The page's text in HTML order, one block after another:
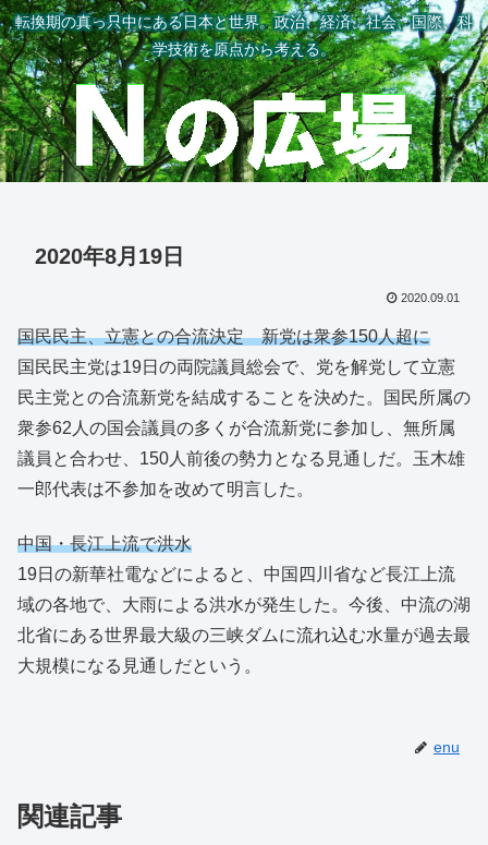
転換期の真っ只中にある日本と世界。政治、経済、社会、国際、科
学技術を原点から考える。
2020年8月19日
2020.09.01
国民民主、立憲との合流決定 新党は衆参150人超に
国民民主党は19日の両院議員総会で、党を解党して立憲
民主党との合流新党を結成することを決めた。国民所属の
衆参62人の国会議員の多くが合流新党に参加し、無所属
議員と合わせ、150人前後の勢力となる見通しだ。玉木雄
一郎代表は不参加を改めて明言した。
中国・長江上流で洪水
19日の新華社電などによると、中国四川省など長江上流
域の各地で、大雨による洪水が発生した。今後、中流の湖
北省にある世界最大級の三峡ダムに流れ込む水量が過去最
大規模になる見通しだという。
enu
関連記事